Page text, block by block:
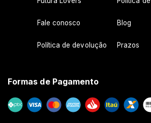
Fale conosco Blog
Política de devolução Prazos
Formas de Pagamento